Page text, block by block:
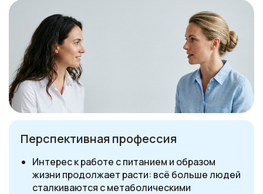
Перспективная профессия
Интерес к работе с питанием и образом
жизни продолжает расти: всё больше людей
сталкиваются с метаболическими